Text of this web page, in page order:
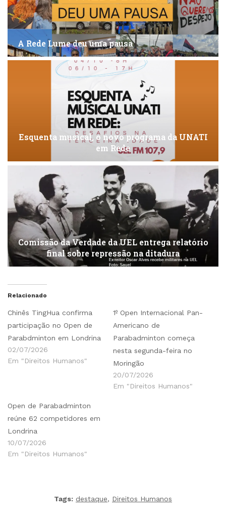
A Rede Lume deu uma pausa
Esquenta musical, o novo programa da UNATI
em Rede
Comissão da Verdade da UEL entrega relatório
final sobre repressão na ditadura
Relacionado
Chinês TingHua confirma
participação no Open de
Parabdminton em Londrina
02/07/2026
Em "Direitos Humanos"
1º Open Internacional Pan-
Americano de
Parabadminton começa
nesta segunda-feira no
Moringão
20/07/2026
Em "Direitos Humanos"
Open de Parabadminton
reúne 62 competidores em
Londrina
10/07/2026
Em "Direitos Humanos"
Tags: destaque, Direitos Humanos